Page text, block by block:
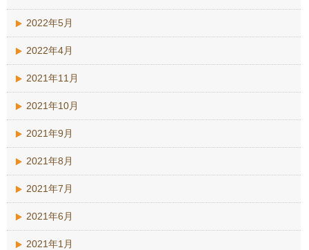
2022年5月
2022年4月
2021年11月
2021年10月
2021年9月
2021年8月
2021年7月
2021年6月
2021年1月